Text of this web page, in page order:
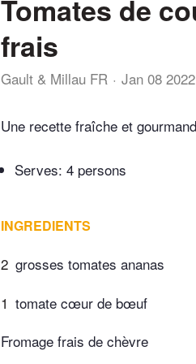
Tomates de
frais
Gault & Millau FR Jan 08 2022
Une recette fraîche et
Serves: 4 persons
INGREDIENTS
2 grosses tomates ananas
1 tomate cœur de bœuf
Fromage frais de chèvre